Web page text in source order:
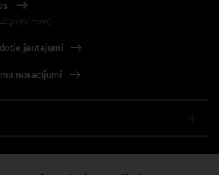
mpm)
jautājumi
nosacījumi